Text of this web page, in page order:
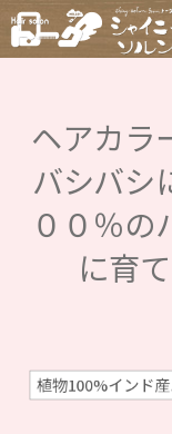
ヘアカラ
バシバシ
００％の
に育
植物100%インド